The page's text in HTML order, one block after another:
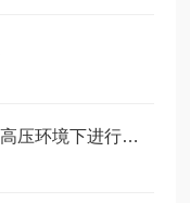
实验室高压反应釜主要用于在高温高压环境下进行化学反应和材料处理